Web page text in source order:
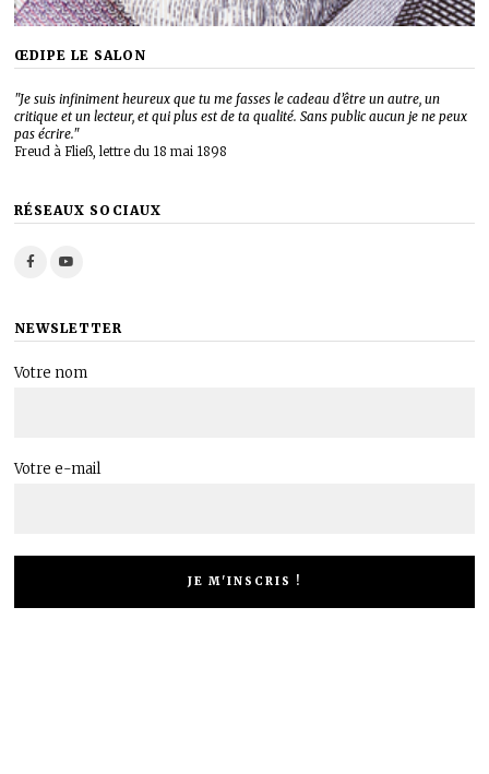
ŒDIPE LE SALON
"Je suis infiniment heureux que tu me fasses le cadeau d’être un autre, un
critique et un lecteur, et qui plus est de ta qualité. Sans public aucun je ne peux
pas écrire."
Freud à Fließ, lettre du 18 mai 1898
RÉSEAUX SOCIAUX
NEWSLETTER
Votre nom
Votre e-mail